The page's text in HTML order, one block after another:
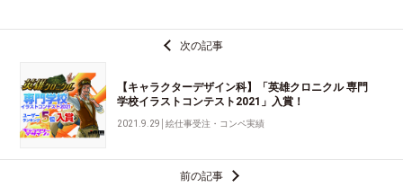
次の記事
【キャラクターデザイン科】「英雄クロニクル 専門
学校イラストコンテスト2021」入賞！
2021.9.29 │絵仕事受注・コンペ実績
前の記事